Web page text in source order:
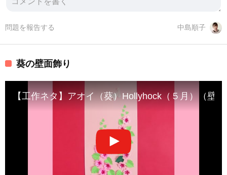
中島順子
問題を報告する
葵の壁面飾り
【工作ネタ】アオイ（葵）Hollyhock（５月）（壁